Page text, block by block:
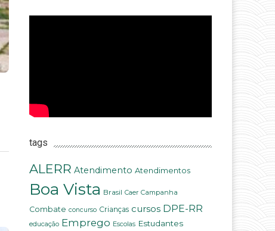
tags
ALERR Atendimento Atendimentos
Boa Vista Brasil Caer Campanha
Combate concurso Crianças cursos DPE-RR
educação Emprego Escolas Estudantes